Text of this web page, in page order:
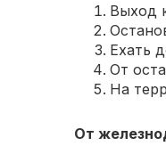
Выход
Ехать
От
На
От